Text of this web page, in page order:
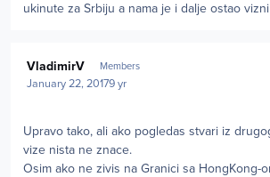
ukinute za Srbiju a nama je i dalje ostao
VladimirV Members
January 22, 20179 yr
Upravo tako, ali ako pogledas stvari iz
vize nista ne znace.
Osim ako ne zivis na Granici sa HongKong-